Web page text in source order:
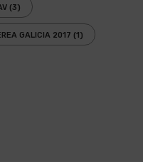
(3)
GALICIA 2017 (1)